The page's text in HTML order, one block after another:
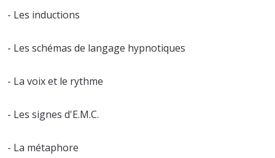
- Les inductions
- Les schémas de langage hypnotiques
- La voix et le rythme
- Les signes d'E.M.C.
- La métaphore